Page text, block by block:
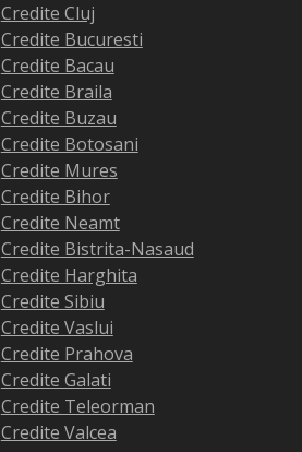
Credite Cluj
Credite Bucuresti
Credite Bacau
Credite Braila
Credite Buzau
Credite Botosani
Credite Mures
Credite Bihor
Credite Neamt
Credite Bistrita-Nasaud
Credite Harghita
Credite Sibiu
Credite Vaslui
Credite Prahova
Credite Galati
Credite Teleorman
Credite Valcea